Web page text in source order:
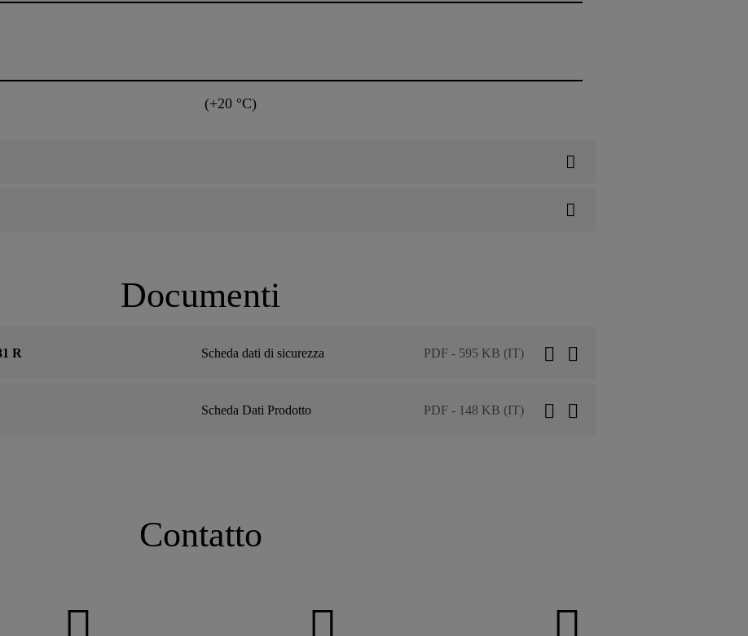
(+20 °C)
Documenti
R Scheda dati di sicurezza PDF - 595 KB (IT)
Scheda Dati Prodotto PDF - 148 KB (IT)
Contatto